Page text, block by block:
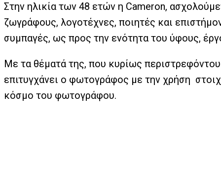
Στην ηλικία των 48 ετών η Cameron,
ζωγράφους, λογοτέχνες, ποιητές και
συμπαγές, ως προς την ενότητα του ύφους,
Με τα θέματά της, που κυρίως
επιτυγχάνει ο φωτογράφος με την χρήση
κόσμο του φωτογράφου.